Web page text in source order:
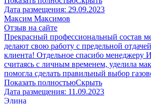
Дата размещения: 29.09.2023
Максим Максимов
Отзыв на сайте
Прекрасный профессиональный состав
делают свою работу с предельной
клиента! Отдельное спасибо менеджеру
считаясь с личным временем, уделила
помогла сделать правильный выбор
Показать полностьюСкрыть
Дата размещения: 11.09.2023
Элина